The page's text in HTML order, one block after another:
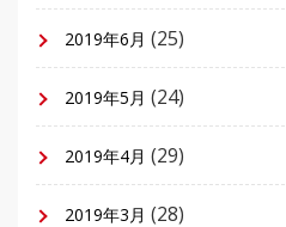
2019年6月 (25)
2019年5月 (24)
2019年4月 (29)
2019年3月 (28)